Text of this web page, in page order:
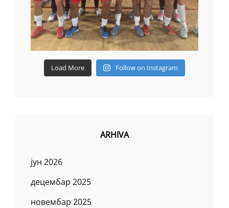
Load More Follow on Instagram
ARHIVA
јун 2026
децембар 2025
новембар 2025